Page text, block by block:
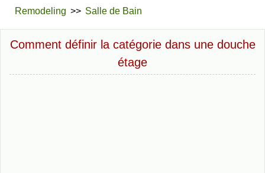
Aménagement et Construction Extérieure
Remodeling >> Salle de Bain
Comment définir la catégorie dans une douche
étage